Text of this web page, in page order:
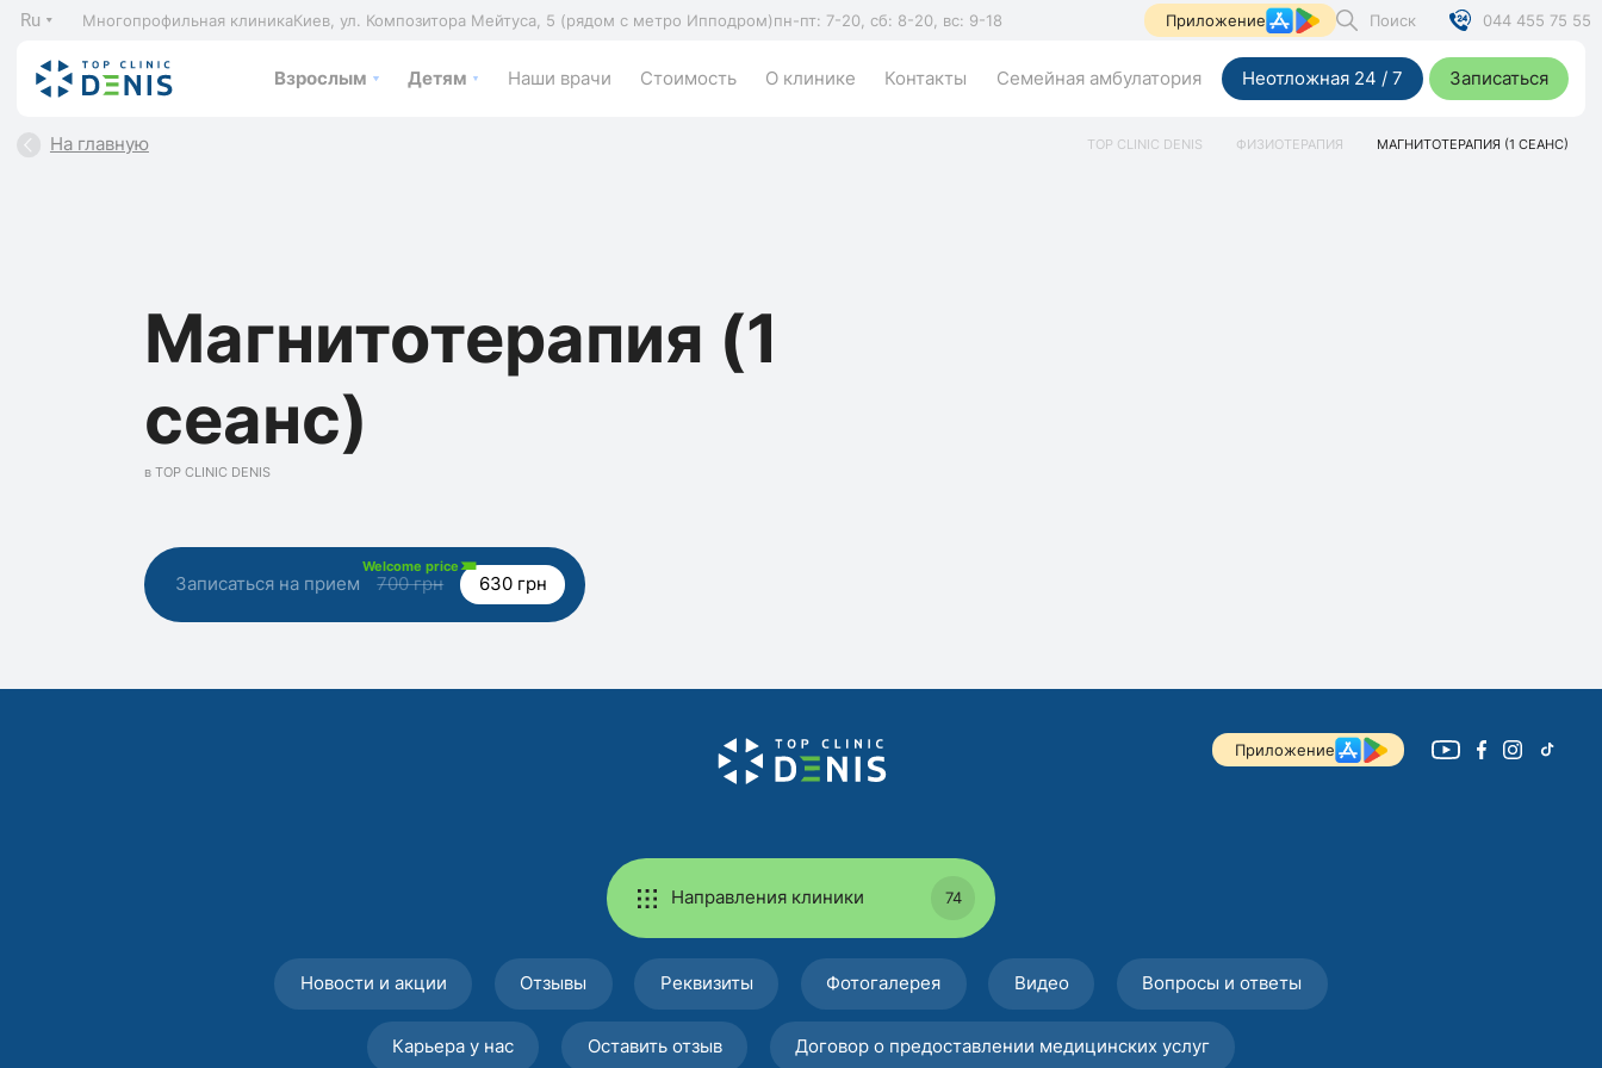
Ru Многопрофильная клиникаКиев, ул. Композитора Мейтуса, 5 (рядом с метро Ипподром)пн-пт: 7-20, сб: 8-20, вс: 9-18 Приложение Поиск 044 455 75 55
Взрослым Детям Наши врачи Стоимость О клинике Контакты Семейная амбулатория Неотложная 24 / 7 Записаться
На главную TOP CLINIC DENIS ФИЗИОТЕРАПИЯ МАГНИТОТЕРАПИЯ (1 СЕАНС)
Магнитотерапия (1
сеанс)
в TOP CLINIC DENIS
Записаться на прием
Welcome price
700 грн 630 грн
Приложение
Направления клиники 74
Новости и акции Отзывы Реквизиты Фотогалерея Видео Вопросы и ответы
Карьера у нас Оставить отзыв Договор о предоставлении медицинских услуг